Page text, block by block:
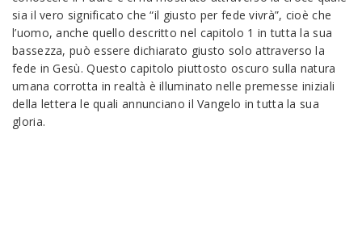
sia il vero significato che “il giusto per fede vivrà”, cioè che
l’uomo, anche quello descritto nel capitolo 1 in tutta la sua
bassezza, può essere dichiarato giusto solo attraverso la
fede in Gesù. Questo capitolo piuttosto oscuro sulla natura
umana corrotta in realtà è illuminato nelle premesse iniziali
della lettera le quali annunciano il Vangelo in tutta la sua
gloria.